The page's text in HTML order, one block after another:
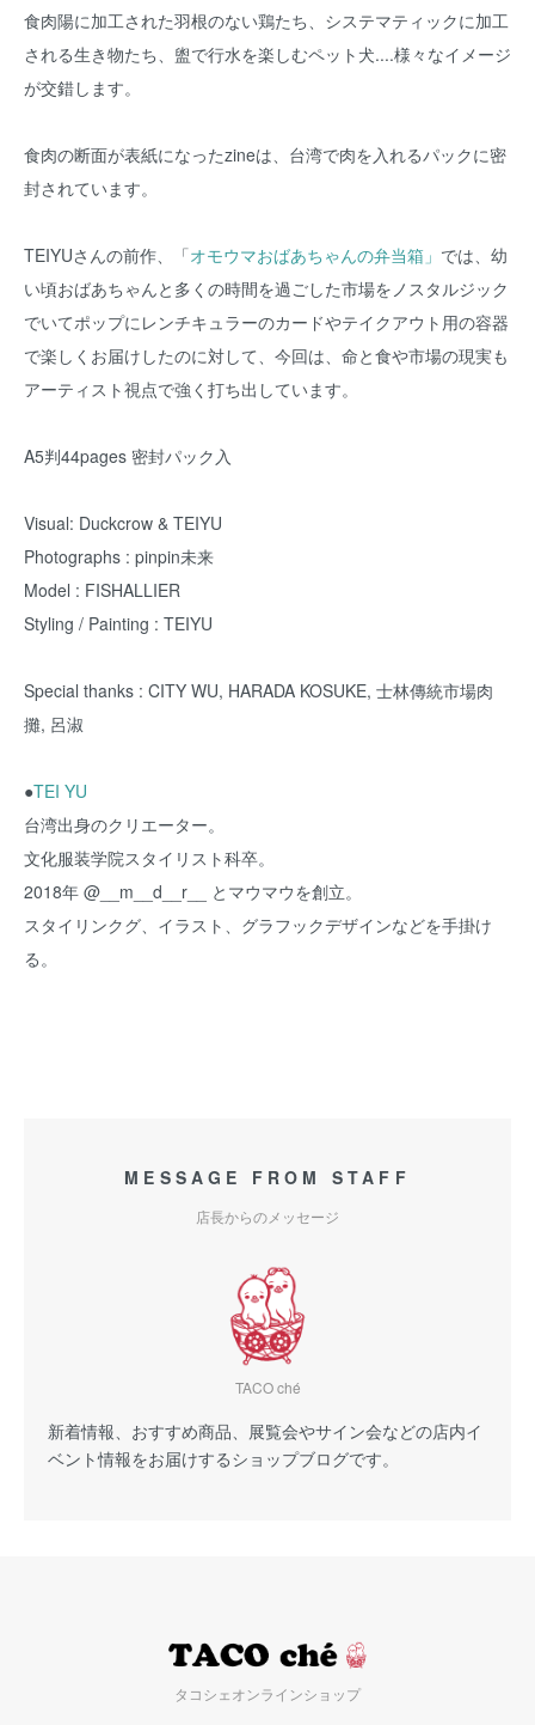
食肉陽に加工された羽根のない鶏たち、システマティックに加工
される生き物たち、盥で行水を楽しむペット犬....様々なイメージ
が交錯します。
食肉の断面が表紙になったzineは、台湾で肉を入れるパックに密
封されています。
TEIYUさんの前作、「オモウマおばあちゃんの弁当箱」 では、幼
い頃おばあちゃんと多くの時間を過ごした市場をノスタルジック
でいてポップにレンチキュラーのカードやテイクアウト用の容器
で楽しくお届けしたのに対して、今回は、命と食や市場の現実も
アーティスト視点で強く打ち出しています。
A5判44pages 密封パック入
Visual: Duckcrow & TEIYU
Photographs : pinpin未来
Model : FISHALLIER
Styling / Painting : TEIYU
Special thanks : CITY WU, HARADA KOSUKE, 士林傳統市場肉
攤, 呂淑
●TEI YU
台湾出身のクリエーター。
文化服装学院スタイリスト科卒。
2018年 @__m__d__r__ とマウマウを創立。
スタイリンクグ、イラスト、グラフックデザインなどを手掛け
る。
MESSAGE FROM STAFF
店長からのメッセージ
TACO ché
新着情報、おすすめ商品、展覧会やサイン会などの店内イ
ベント情報をお届けするショップブログです。
タコシェオンラインショップ